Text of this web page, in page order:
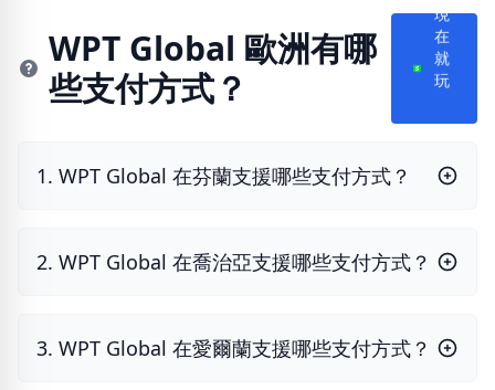
WPT Global 歐洲有哪
些支付方式？
現
在
就
玩
1. WPT Global 在芬蘭支援哪些支付方式？
2. WPT Global 在喬治亞支援哪些支付方式？
3. WPT Global 在愛爾蘭支援哪些支付方式？